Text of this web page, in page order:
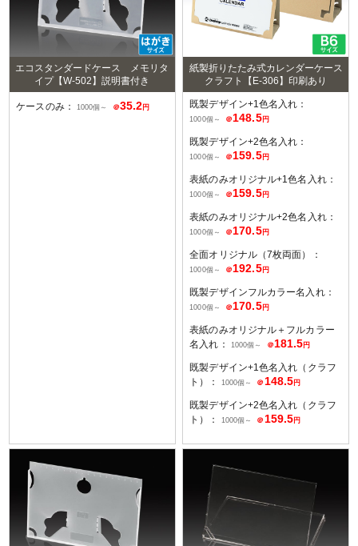
エコスタンダードケース メモリタ
イプ【W-502】説明書付き
ケースのみ： 1000個～ ＠35.2 円
紙製折りたたみ式カレンダーケース
クラフト【E-306】印刷あり
既製デザイン+1色名入れ：
1000個～ ＠148.5円
既製デザイン+2色名入れ：
1000個～ ＠159.5円
表紙のみオリジナル+1色名入れ：
1000個～ ＠159.5円
表紙のみオリジナル+2色名入れ：
1000個～ ＠170.5円
全面オリジナル（7枚両面）：
1000個～ ＠192.5円
既製デザインフルカラー名入れ：
1000個～ ＠170.5円
表紙のみオリジナル＋フルカラー
名入れ：
1000個～ ＠ 181.5 円
既製デザイン+1色名入れ（クラフ
ト）：
1000個～ ＠ 148.5 円
既製デザイン+2色名入れ（クラフ
ト）：
1000個～ ＠ 159.5 円